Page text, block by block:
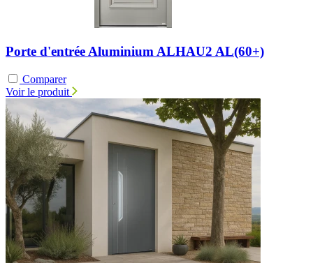
Porte d'entrée Aluminium ALHAU2 AL(60+)
Comparer
Voir le produit